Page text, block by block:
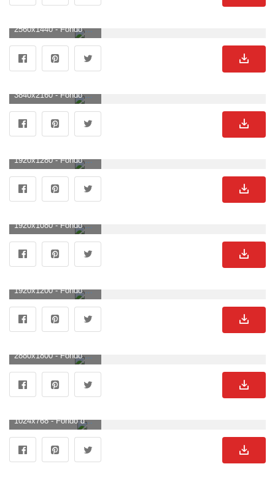
2560x1440 - Fondo de pantalla de 2560x1440. Fondo de pantalla 2K de Nissan.
3840x2160 - Fondo de pantalla de 3840x2160. Imágen 4K Ultra HD de Nissan.
1920x1280 - Fondo de pantalla de 1920x1280. Fondo para computadora de Nissan.
1920x1080 - Fondo de pantalla de 1920x1080. Wallpaper HD 1080p de Nissan.
1920x1200 - Fondo de pantalla de 1920x1200. Fondo para computadora de Nissan.
2880x1800 - Fondo de pantalla de 2880x1800. Wallpaper de Nissan.
1024x768 - Fondo de pantalla de 1024x768. Wallpaper de Nissan.